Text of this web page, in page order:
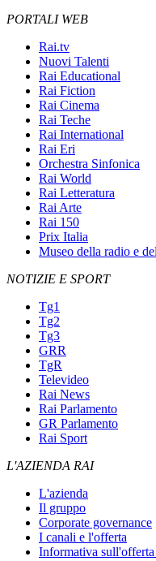
PORTALI WEB
Rai.tv
Nuovi Talenti
Rai Educational
Rai Fiction
Rai Cinema
Rai Teche
Rai International
Rai Eri
Orchestra Sinfonica
Rai World
Rai Letteratura
Rai Arte
Rai 150
Prix Italia
Museo della radio e
NOTIZIE E SPORT
Tg1
Tg2
Tg3
GRR
TgR
Televideo
Rai News
Rai Parlamento
GR Parlamento
Rai Sport
L'AZIENDA RAI
L'azienda
Il gruppo
Corporate governance
I canali e l'offerta
Informativa